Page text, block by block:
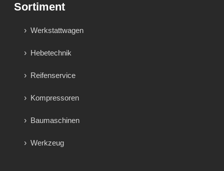
Sortiment
Werkstattwagen
Hebetechnik
Reifenservice
Kompressoren
Baumaschinen
Werkzeug